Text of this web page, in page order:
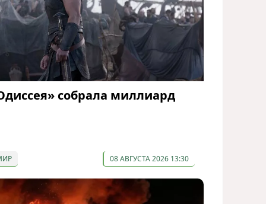
собрала миллиард
08 АВГУСТА 2026 13:30